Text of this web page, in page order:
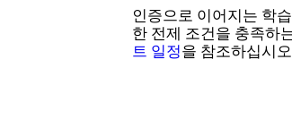
인증으로 이어지는 학
한 전제 조건을 충족하
트 일정을 참조하십시